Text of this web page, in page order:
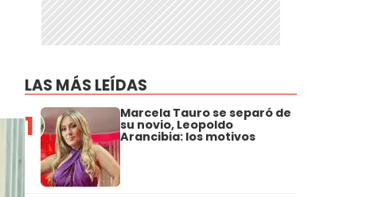
LAS MÁS LEÍDAS
1 Marcela Tauro se separó de
su novio, Leopoldo
Arancibia: los motivos